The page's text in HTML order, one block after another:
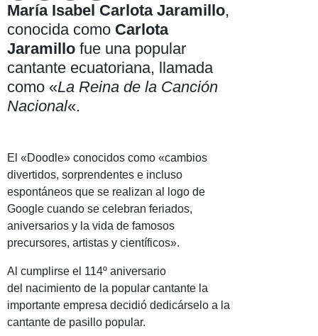
María Isabel Carlota Jaramillo,
conocida como Carlota
Jaramillo fue una popular
cantante ecuatoriana, llamada
como «La Reina de la Canción
Nacional«.
El «Doodle» conocidos como «cambios
divertidos, sorprendentes e incluso
espontáneos que se realizan al logo de
Google cuando se celebran feriados,
aniversarios y la vida de famosos
precursores, artistas y científicos».
Al cumplirse el 114º aniversario
del nacimiento de la popular cantante la
importante empresa decidió dedicárselo a la
cantante de pasillo popular.